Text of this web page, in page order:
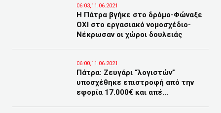
06:03,11.06.2021
Η Πάτρα βγήκε στο δρόμο-Φώναξε
ΟΧΙ στο εργασιακό νομοσχέδιο-
Νέκρωσαν οι χώροι δουλειάς
06:00,11.06.2021
Πάτρα: Ζευγάρι “λογιστών”
υποσχέθηκε επιστροφή από την
εφορία 17.000€ και απέ...